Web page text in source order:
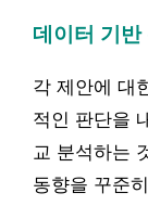
데이터 기반
각 제안에 대
적인 판단을
교 분석하는
동향을 꾸준